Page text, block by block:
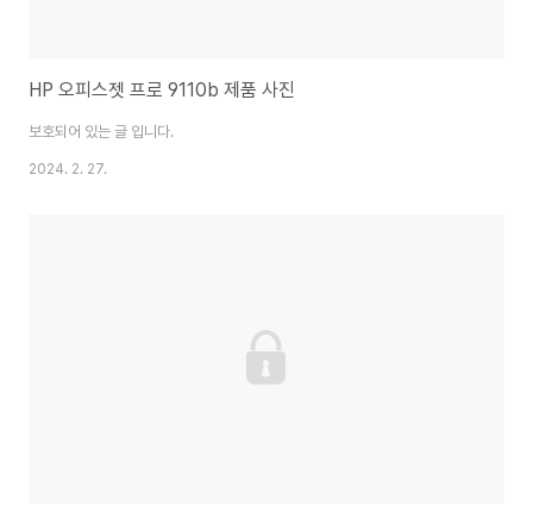
HP 오피스젯 프로 9110b 제품 사진
보호되어 있는 글 입니다.
2024. 2. 27.